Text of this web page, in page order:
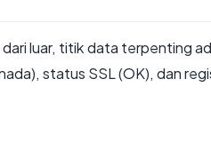
dari luar, titik data terpenting
status SSL (OK), dan